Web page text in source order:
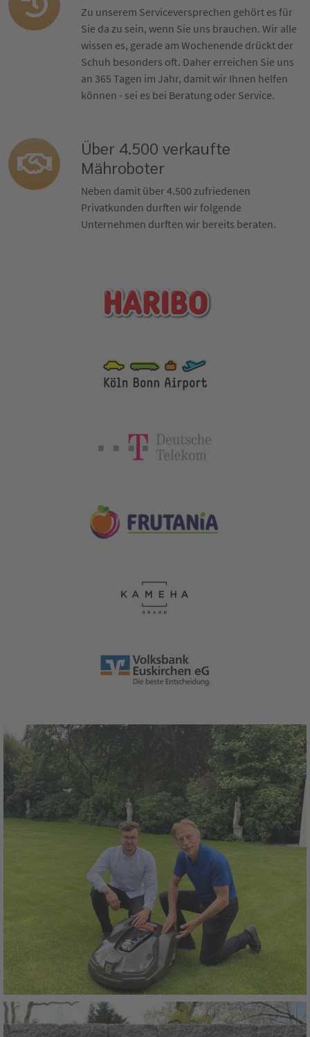
Zu unserem Serviceversprechen gehört es für
Sie da zu sein, wenn Sie uns brauchen. Wir alle
wissen es, gerade am Wochenende drückt der
Schuh besonders oft. Daher erreichen Sie uns
an 365 Tagen im Jahr, damit wir Ihnen helfen
können - sei es bei Beratung oder Service.
Über 4.500 verkaufte
Mähroboter
Neben damit über 4.500 zufriedenen
Privatkunden durften wir folgende
Unternehmen durften wir bereits beraten.